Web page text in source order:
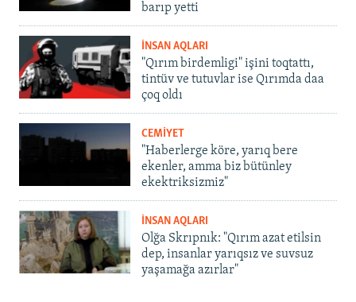
barıp yetti
İNSAN AQLARI
"Qırım birdemligi" işini toqtattı,
tintüv ve tutuvlar ise Qırımda daa
çoq oldı
CEMİYET
"Haberlerge köre, yarıq bere
ekenler, amma biz bütünley
ekektriksizmiz"
İNSAN AQLARI
Olğa Skrıpnık: "Qırım azat etilsin
dep, insanlar yarıqsız ve suvsuz
yaşamağa azırlar"